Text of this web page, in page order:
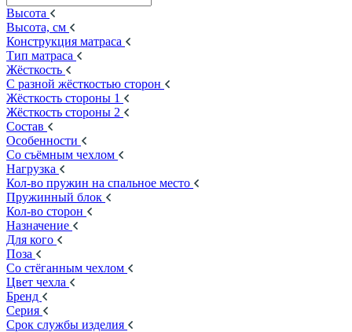
Высота
Высота, см
Конструкция матраса
Тип матраса
Жёсткость
С разной жёсткостью сторон
Жёсткость стороны 1
Жёсткость стороны 2
Состав
Особенности
Со съёмным чехлом
Нагрузка
Кол-во пружин на спальное место
Пружинный блок
Кол-во сторон
Назначение
Для кого
Поза
Со стёганным чехлом
Цвет чехла
Бренд
Серия
Срок службы изделия